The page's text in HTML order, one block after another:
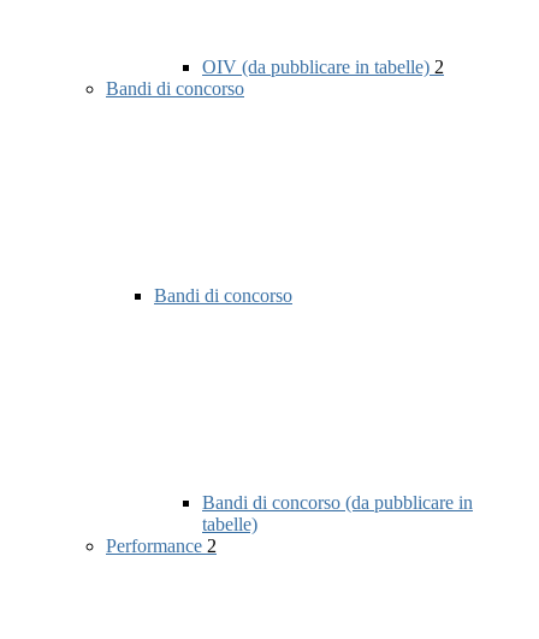
OIV (da pubblicare in tabelle) 2
Bandi di concorso
Bandi di concorso
Bandi di concorso (da pubblicare in
tabelle)
Performance 2